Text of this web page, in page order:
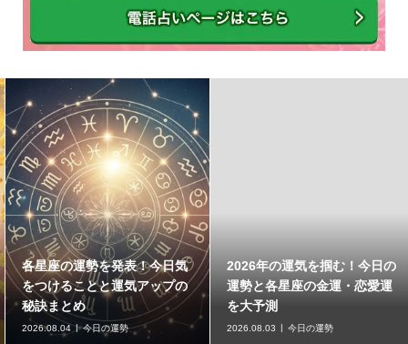
各星座の運勢を発表！今日気
をつけることと運気アップの
秘訣まとめ
2026.08.04 今日の運勢
2026年の運気を掴む！今日の
運勢と各星座の金運・恋愛運
を大予測
2026.08.03 今日の運勢